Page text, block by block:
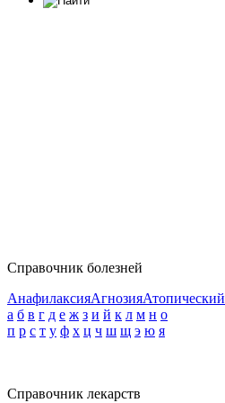
Справочник болезней
АнафилаксияАгнозияАтопический
а б в г д е ж з и й к л м н о
п р с т у ф х ц ч ш щ э ю я
Справочник лекарств